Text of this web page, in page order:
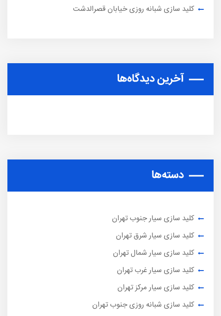
کلید سازی شبانه روزی خیابان قصرالدشت
آخرین دیدگاه‌ها
دسته‌ها
کلید سازی سیار جنوب تهران
کلید سازی سیار شرق تهران
کلید سازی سیار شمال تهران
کلید سازی سیار غرب تهران
کلید سازی سیار مرکز تهران
کلید سازی شبانه روزی جنوب تهران